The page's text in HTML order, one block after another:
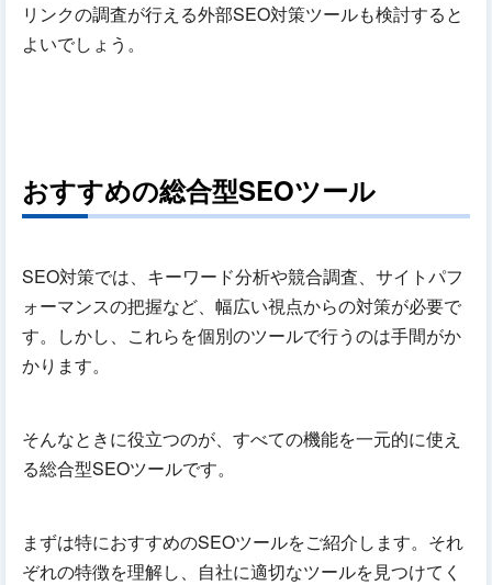
リンクの調査が行える外部SEO対策ツールも検討すると
よいでしょう。
おすすめの総合型SEOツール
SEO対策では、キーワード分析や競合調査、サイトパフ
ォーマンスの把握など、幅広い視点からの対策が必要で
す。しかし、これらを個別のツールで行うのは手間がか
かります。
そんなときに役立つのが、すべての機能を一元的に使え
る総合型SEOツールです。
まずは特におすすめのSEOツールをご紹介します。それ
ぞれの特徴を理解し、自社に適切なツールを見つけてく